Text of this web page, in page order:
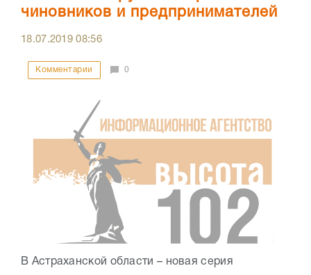
чиновников и предпринимателей
18.07.201908:56
Комментарии 0
В Астраханской области – новая серия